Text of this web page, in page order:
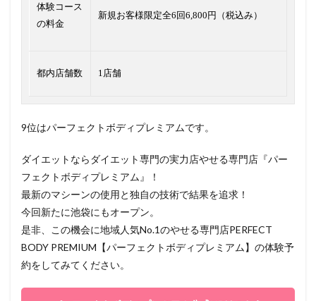
体験コース
の料金
新規お客様限定全6回6,800円（税込み）
都内店舗数 1店舗
9位はパーフェクトボディプレミアムです。
ダイエットならダイエット専門の実力店やせる専門店『パー
フェクトボディプレミアム』！
最新のマシーンの使用と独自の技術で結果を追求！
今回新たに池袋にもオープン。
是非、この機会に地域人気No.1のやせる専門店PERFECT
BODY PREMIUM【パーフェクトボディプレミアム】の体験予
約をしてみてください。